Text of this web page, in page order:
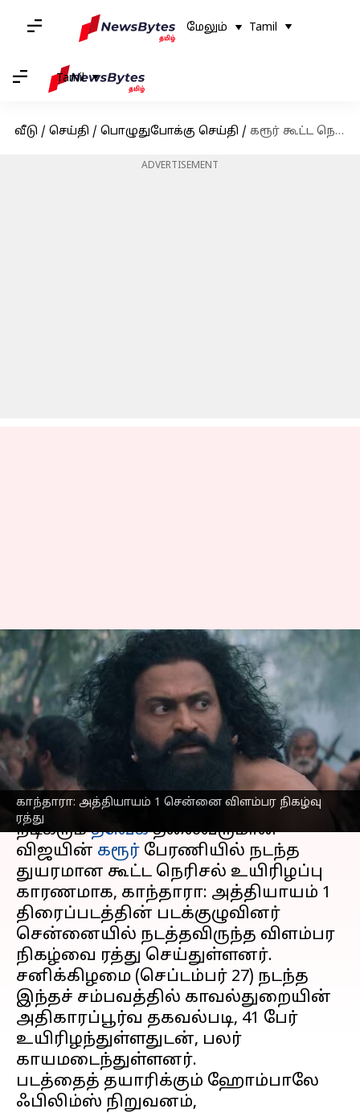
மேலும் Tamil
Tamil
வீடு / செய்தி / பொழுதுபோக்கு செய்தி / கரூர் கூட்ட நெரிசல் எதிரொலி; காந்தாரா: அத்தியாயம் 1 சென்னை விளம்பர நிகழ்வு ரத்து
ADVERTISEMENT
காந்தாரா: அத்தியாயம் 1 சென்னை விளம்பர நிகழ்வு
ரத்து
கரூர் கூட்ட நெரிசல்
எதிரொலி; காந்தாரா:
அத்தியாயம் 1 சென்னை
விளம்பர நிகழ்வு ரத்து
எழுதியவர் Sekar Chinnappan Sep 29, 2025 07:34 pm
செய்தி முன்னோட்டம்
நடிகரும்தவெகதலைவருமான
விஜயின் கரூர் பேரணியில் நடந்த
துயரமான கூட்ட நெரிசல் உயிரிழப்பு
காரணமாக, காந்தாரா: அத்தியாயம் 1
திரைப்படத்தின் படக்குழுவினர்
சென்னையில் நடத்தவிருந்த விளம்பர
நிகழ்வை ரத்து செய்துள்ளனர்.
சனிக்கிழமை (செப்டம்பர் 27) நடந்த
இந்தச் சம்பவத்தில் காவல்துறையின்
அதிகாரப்பூர்வ தகவல்படி, 41 பேர்
உயிரிழந்துள்ளதுடன், பலர்
காயமடைந்துள்ளனர்.
படத்தைத் தயாரிக்கும் ஹோம்பாலே
ஃபிலிம்ஸ் நிறுவனம்,